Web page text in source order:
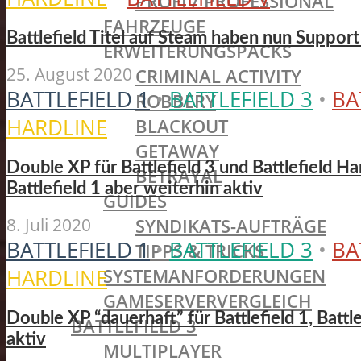
FAHRZEUGE
ERWEITERUNGSPACKS
CRIMINAL ACTIVITY
ROBBERY
BLACKOUT
GETAWAY
BETRAYAL
GUIDES
SYNDIKATS-AUFTRÄGE
TIPPS & TRICKS
SYSTEMANFORDERUNGEN
GAMESERVERVERGLEICH
BATTLEFIELD 3
MULTIPLAYER
Battlefield Titel auf Steam haben nun
25. August 2020
BATTLEFIELD 1 • BATTLEFIELD 3 •
HARDLINE
Double XP für Battlefield 3 und Battlefield
Battlefield 1 aber weiterhin aktiv
8. Juli 2020
BATTLEFIELD 1 • BATTLEFIELD 3 •
HARDLINE
Double XP “dauerhaft” für Battlefield 1,
aktiv